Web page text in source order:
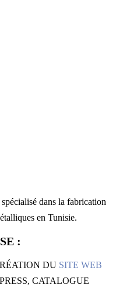
dans la fabrication
en Tunisie.
:
DU SITE WEB
CATALOGUE